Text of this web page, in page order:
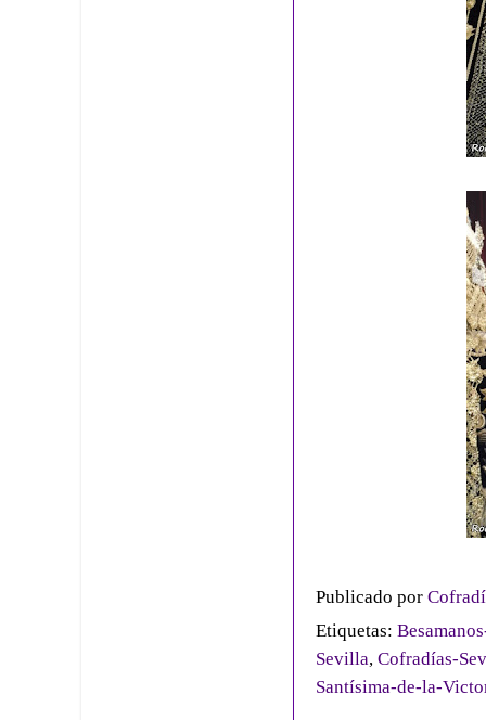
Publicado por
Etiquetas:
Sevilla, Cofradías-
Santísima-de-la-